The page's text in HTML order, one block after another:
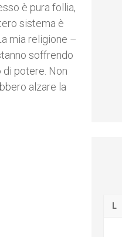
è pura follia,
sistema è
mia religione –
soffrendo
di potere. Non
alzare la
L